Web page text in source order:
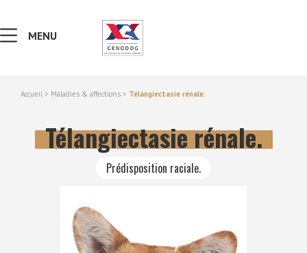
NOTIONS DE GÉNÉTIQUE
LEXIQUE
MENU
Accueil > Maladies & affections > Télangiectasie rénale.
Télangiectasie rénale.
Prédisposition raciale.